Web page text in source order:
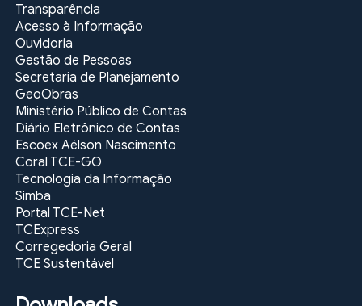
Transparência
Acesso à Informação
Ouvidoria
Gestão de Pessoas
Secretaria de Planejamento
GeoObras
Ministério Público de Contas
Diário Eletrônico de Contas
Escoex Aélson Nascimento
Coral TCE-GO
Tecnologia da Informação
Simba
Portal TCE-Net
TCExpress
Corregedoria Geral
TCE Sustentável